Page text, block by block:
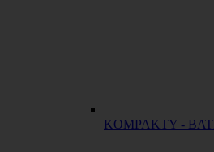
KOMPAKTY -